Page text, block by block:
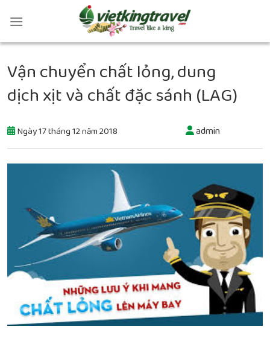
Vận chuyển chất lỏng, dung
dịch xịt và chất đặc sánh (LAG)
Ngày 17 tháng 12 năm 2018 admin